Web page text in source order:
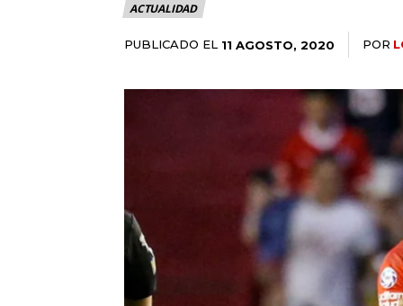
ACTUALIDAD
PUBLICADO EL 11 AGOSTO, 2020 POR